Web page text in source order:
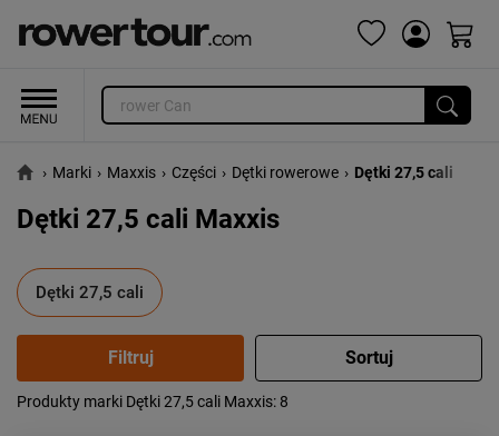
› Marki › Maxxis › Części › Dętki rowerowe › Dętki 27,5 cali
Dętki 27,5 cali Maxxis
Dętki 27,5 cali
Popularność:
Produkty marki Dętki 27,5 cali Maxxis: 8